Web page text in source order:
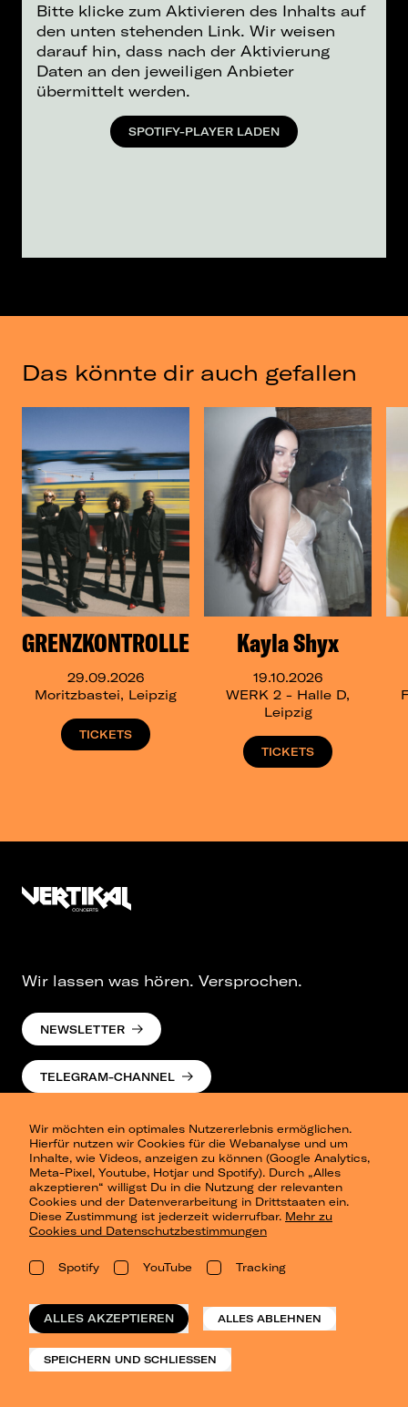
Bitte klicke zum Aktivieren des Inhalts auf
den unten stehenden Link. Wir weisen
darauf hin, dass nach der Aktivierung
Daten an den jeweiligen Anbieter
übermittelt werden.
SPOTIFY-PLAYER LADEN
Das könnte dir auch gefallen
GRENZKONTROLLE
29.09.2026
Moritzbastei, Leipzig
TICKETS
Kayla Shyx
19.10.2026
WERK 2 - Halle D,
Leipzig
TICKETS
Wir möchten ein optimales Nutzererlebnis ermöglichen.
Hierfür nutzen wir Cookies für die Webanalyse und um
Inhalte, wie Videos, anzeigen zu können (Google Analytics,
Meta-Pixel, Youtube, Hotjar und Spotify). Durch „Alles
akzeptieren“ willigst Du in die Nutzung der relevanten
Cookies und der Datenverarbeitung in Drittstaaten ein.
Diese Zustimmung ist jederzeit widerrufbar. Mehr zu
Cookies und Datenschutzbestimmungen
Spotify YouTube Tracking
ALLES AKZEPTIEREN ALLES ABLEHNEN
SPEICHERN UND SCHLIESSEN
Wir lassen was hören. Versprochen.
NEWSLETTER
TELEGRAM-CHANNEL
Presse
Berlin
Dresden
Leipzig
Konzertsommer Petersberg
Vergangene Shows
o_team
Datenschutz
Impressum